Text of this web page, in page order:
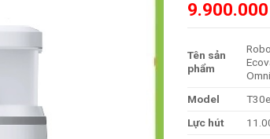
Giá
gốc
9.900.000
Tên sản
phẩm
Omni
Model
Lực hút